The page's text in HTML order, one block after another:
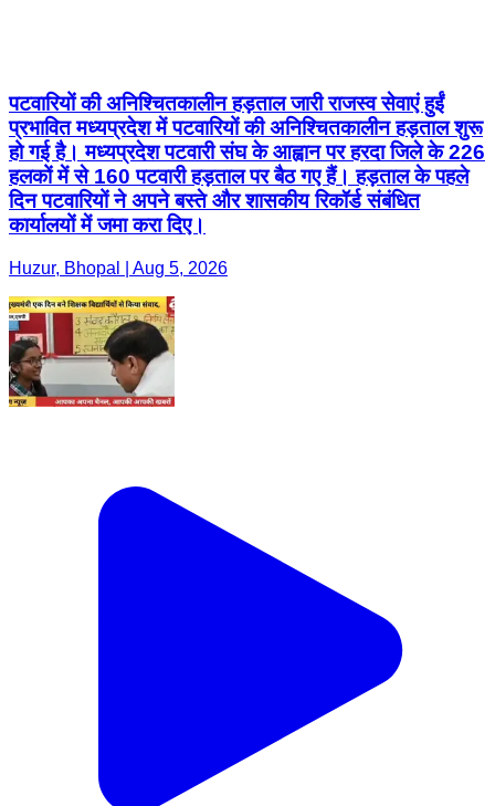
पटवारियों की अनिश्चितकालीन हड़ताल जारी राजस्व सेवाएं हुईं
प्रभावित मध्यप्रदेश में पटवारियों की अनिश्चितकालीन हड़ताल शुरू
हो गई है। मध्यप्रदेश पटवारी संघ के आह्वान पर हरदा जिले के 226
हलकों में से 160 पटवारी हड़ताल पर बैठ गए हैं। हड़ताल के पहले
दिन पटवारियों ने अपने बस्ते और शासकीय रिकॉर्ड संबंधित
कार्यालयों में जमा करा दिए।
Huzur, Bhopal | Aug 5, 2026